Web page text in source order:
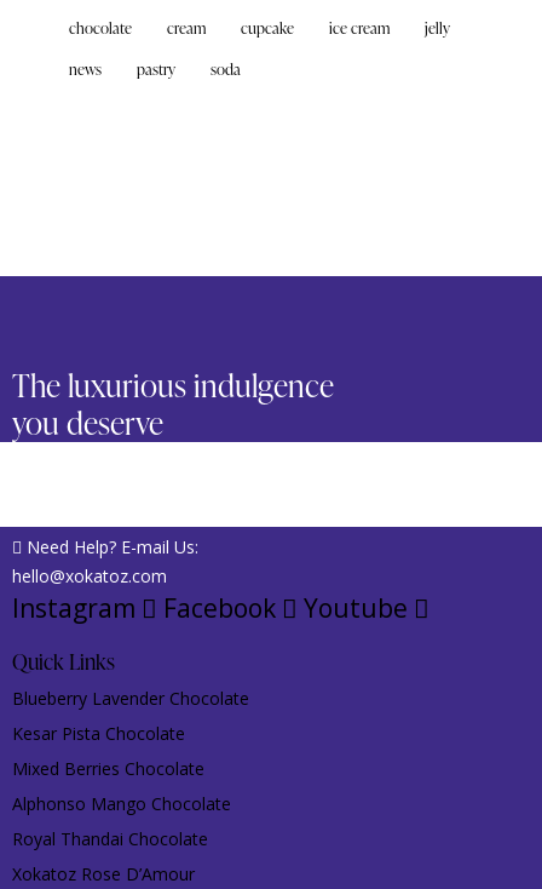
chocolate
cream cupcake ice cream
jelly
news
pastry soda
The luxurious indulgence
you deserve
Need Help? E-mail Us:
hello@xokatoz.com
Instagram Facebook Youtube
Quick Links
Blueberry Lavender Chocolate
Kesar Pista Chocolate
Mixed Berries Chocolate
Alphonso Mango Chocolate
Royal Thandai Chocolate
Xokatoz Rose D’Amour